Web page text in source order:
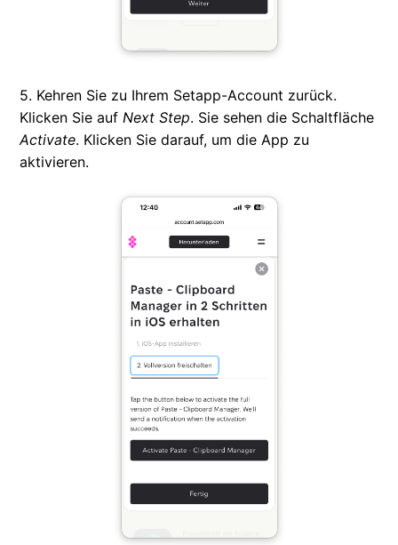
5. Kehren Sie zu Ihrem Setapp-Account zurück.
Klicken Sie aufNext Step. Sie sehen die Schaltfläche
Activate. Klicken Sie darauf, um die App zu
aktivieren.